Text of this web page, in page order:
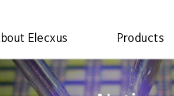
Elecxus Products